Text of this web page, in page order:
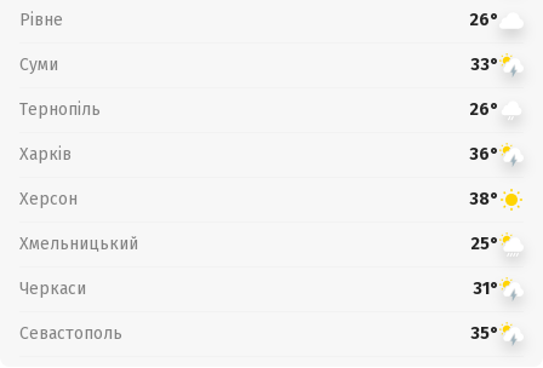
Рівне 26°
Суми 33°
Тернопіль 26°
Харків 36°
Херсон 38°
Хмельницький 25°
Черкаси 31°
Севастополь 35°